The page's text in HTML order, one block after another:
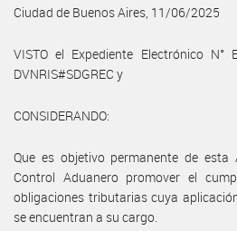
Ciudad de Buenos Aires, 11/06/2025
VISTO el Expediente Electrónico N°
DVNRIS#SDGREC y
CONSIDERANDO:
Que es objetivo permanente de esta
Control Aduanero promover el
obligaciones tributarias cuya
se encuentran a su cargo.